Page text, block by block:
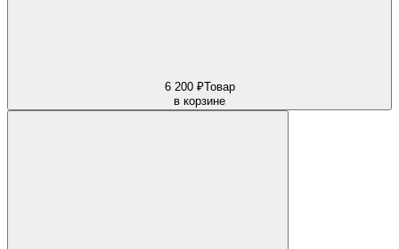
6 200 ₽Товар
в корзине